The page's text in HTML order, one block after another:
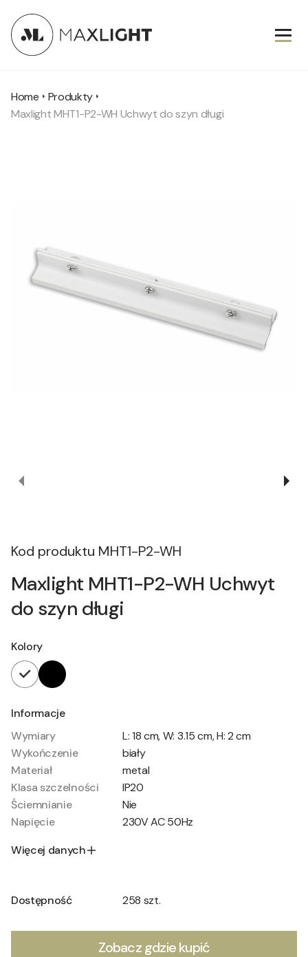
Home
Produkty
Maxlight MHT1-P2-WH Uchwyt do szyn długi
Kod produktu MHT1-P2-WH
Maxlight MHT1-P2-WH Uchwyt
do szyn długi
Kolory
Informacje
Wymiary
L: 18 cm, W: 3.15 cm, H: 2 cm
Wykończenie
biały
Materiał
metal
Klasa szczelności
IP20
Ściemnianie
Nie
Napięcie
230V AC 50Hz
Więcej danych
Dostępność 258 szt.
Zobacz gdzie kupić